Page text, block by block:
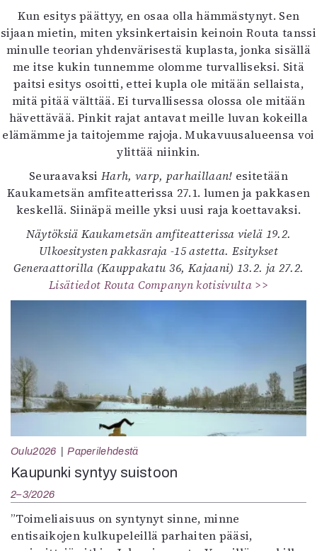
Kun esitys päättyy, en osaa olla hämmästynyt. Sen
sijaan mietin, miten yksinkertaisin keinoin Routa tanssi
minulle teorian yhdenvärisestä kuplasta, jonka sisällä
me itse kukin tunnemme olomme turvalliseksi. Sitä
paitsi esitys osoitti, ettei kupla ole mitään sellaista,
mitä pitää välttää. Ei turvallisessa olossa ole mitään
hävettävää. Pinkit rajat antavat meille luvan kokeilla
elämämme ja taitojemme rajoja. Mukavuusalueensa voi
ylittää niinkin.
Seuraavaksi Harh, varp, parhaillaan! esitetään
Kaukametsän amfiteatterissa 27.1. lumen ja pakkasen
keskellä. Siinäpä meille yksi uusi raja koettavaksi.
Näytöksiä Kaukametsän amfiteatterissa vielä 19.2.
Ulkoesitysten pakkasraja -15 astetta. Esitykset
Generaattorilla (Kauppakatu 36, Kajaani) 13.2. ja 27.2.
Lisätiedot Routa Companyn kotisivulta >>
Oulu2026 Paperilehdestä
Kaupunki syntyy suistoon
2–3/2026
”Toimeliaisuus on syntynyt sinne, minne
entisaikojen kulkupeleillä parhaiten pääsi,